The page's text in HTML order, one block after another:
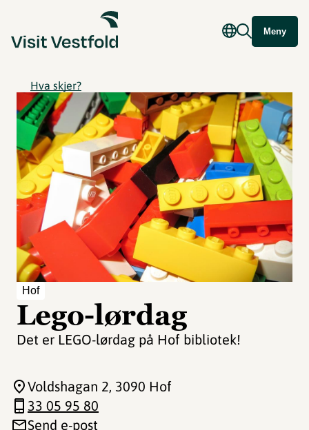
Meny
Hva skjer?
Hof
Lego-lørdag
Det er LEGO-lørdag på Hof bibliotek!
Voldshagan 2, 3090 Hof
33 05 95 80
Send e-post